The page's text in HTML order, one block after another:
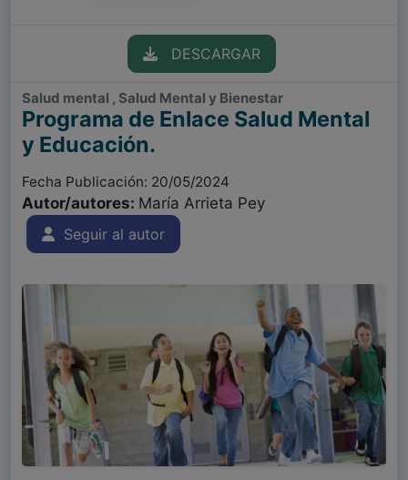
DESCARGAR
Salud mental , Salud Mental y Bienestar
Programa de Enlace Salud Mental
y Educación.
Fecha Publicación: 20/05/2024
Autor/autores: María Arrieta Pey
Seguir al autor